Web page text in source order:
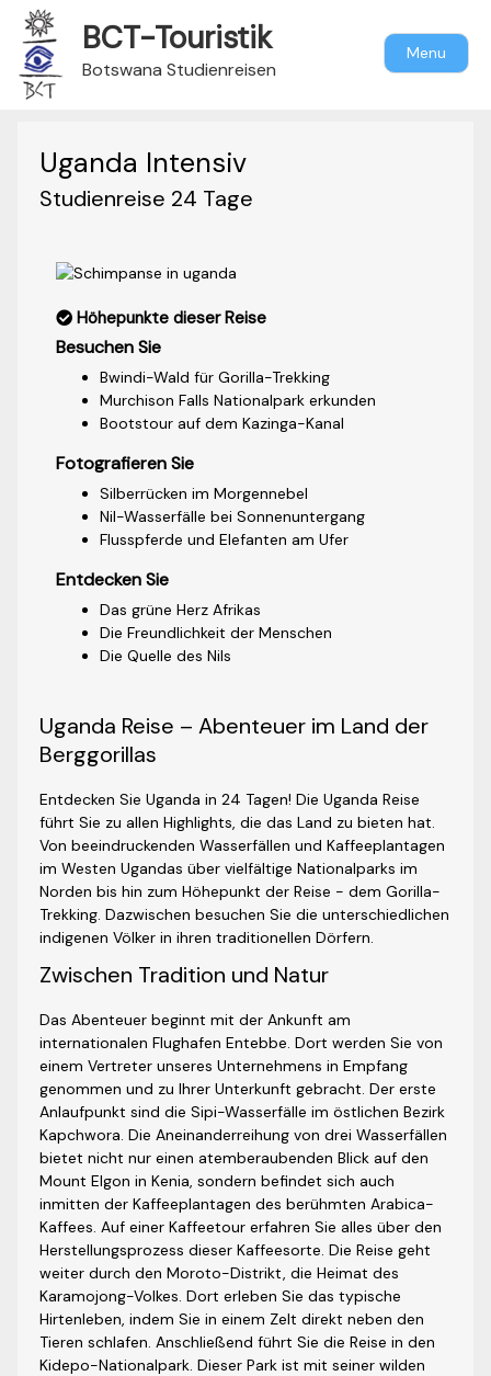
Menu
BCT-Touristik
Botswana Studienreisen
Uganda Intensiv
Studienreise 24 Tage
Höhepunkte dieser Reise
Besuchen Sie
Bwindi-Wald für Gorilla-Trekking
Murchison Falls Nationalpark erkunden
Bootstour auf dem Kazinga-Kanal
Fotografieren Sie
Silberrücken im Morgennebel
Nil-Wasserfälle bei Sonnenuntergang
Flusspferde und Elefanten am Ufer
Entdecken Sie
Das grüne Herz Afrikas
Die Freundlichkeit der Menschen
Die Quelle des Nils
Uganda Reise – Abenteuer im Land der
Berggorillas
Entdecken Sie Uganda in 24 Tagen! Die Uganda Reise
führt Sie zu allen Highlights, die das Land zu bieten hat.
Von beeindruckenden Wasserfällen und Kaffeeplantagen
im Westen Ugandas über vielfältige Nationalparks im
Norden bis hin zum Höhepunkt der Reise - dem Gorilla-
Trekking. Dazwischen besuchen Sie die unterschiedlichen
indigenen Völker in ihren traditionellen Dörfern.
Zwischen Tradition und Natur
Das Abenteuer beginnt mit der Ankunft am
internationalen Flughafen Entebbe. Dort werden Sie von
einem Vertreter unseres Unternehmens in Empfang
genommen und zu Ihrer Unterkunft gebracht. Der erste
Anlaufpunkt sind die Sipi-Wasserfälle im östlichen Bezirk
Kapchwora. Die Aneinanderreihung von drei Wasserfällen
bietet nicht nur einen atemberaubenden Blick auf den
Mount Elgon in Kenia, sondern befindet sich auch
inmitten der Kaffeeplantagen des berühmten Arabica-
Kaffees. Auf einer Kaffeetour erfahren Sie alles über den
Herstellungsprozess dieser Kaffeesorte. Die Reise geht
weiter durch den Moroto-Distrikt, die Heimat des
Karamojong-Volkes. Dort erleben Sie das typische
Hirtenleben, indem Sie in einem Zelt direkt neben den
Tieren schlafen. Anschließend führt Sie die Reise in den
Kidepo-Nationalpark. Dieser Park ist mit seiner wilden